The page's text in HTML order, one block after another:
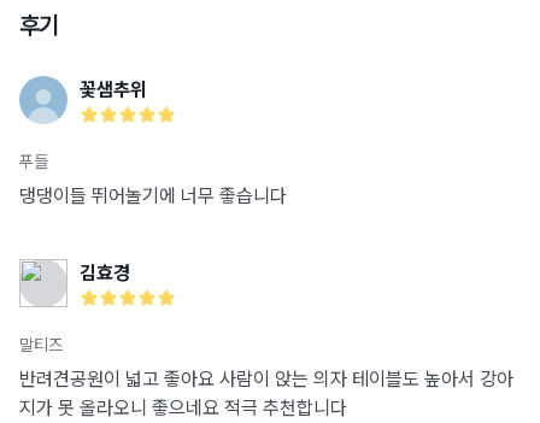
후기
꽃샘추위
푸들
댕댕이들 뛰어놀기에 너무 좋습니다
김효경
말티즈
반려견공원이 넓고 좋아요 사람이 앉는 의자 테이블도 높아서 강아
지가 못 올라오니 좋으네요 적극 추천합니다